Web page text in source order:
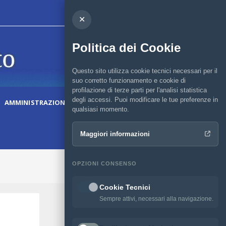
AMMINISTRAZIONE TRASPARENTE
✕
Politica dei Cookie
Questo sito utilizza cookie tecnici necessari per il
suo corretto funzionamento e cookie di
profilazione di terze parti per l'analisi statistica
degli accessi. Puoi modificare le tue preferenze in
qualsiasi momento.
Maggiori informazioni
OPZIONI CONSENSO
Cookie Tecnici
Sempre attivi, necessari alla navigazione.